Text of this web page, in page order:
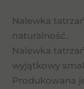
Nalewka
naturalność.
Nalewka
wyjątkowy
Produkowana